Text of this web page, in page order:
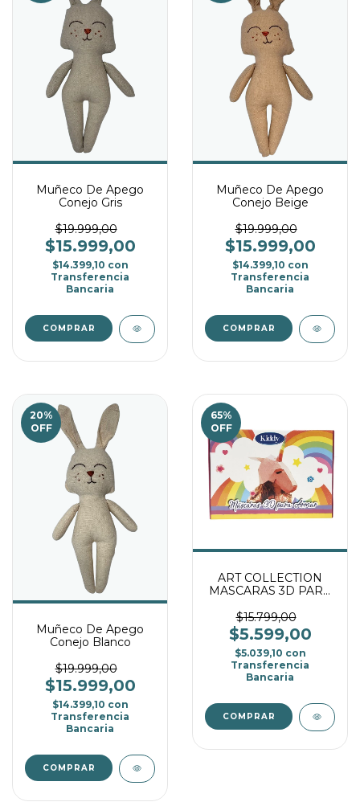
Muñeco De Apego
Conejo Gris
$19.999,00
$15.999,00
$14.399,10 con
Transferencia
Bancaria
Muñeco De Apego
Conejo Beige
$19.999,00
$15.999,00
$14.399,10 con
Transferencia
Bancaria
20%
OFF
Muñeco De Apego
Conejo Blanco
$19.999,00
$15.999,00
$14.399,10 con
Transferencia
Bancaria
65%
OFF
ART COLLECTION
MASCARAS 3D PARA
$15.799,00
$5.599,00
$5.039,10 con
Transferencia
Bancaria